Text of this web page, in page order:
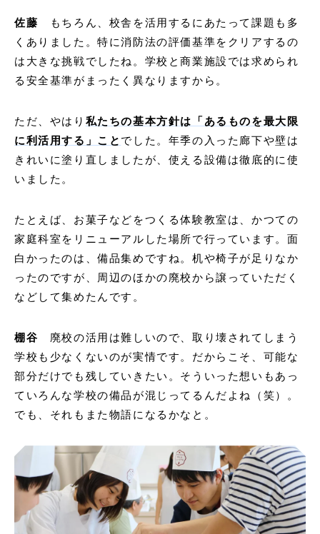
佐藤
もちろん、校舎を活用するにあたって課題も多
くありました。特に消防法の評価基準をクリアするの
は大きな挑戦でしたね。学校と商業施設では求められ
る安全基準がまったく異なりますから。
ただ、やはり 私たちの基本方針は「あるものを最大限
に利活用する」こと でした。年季の入った廊下や壁は
きれいに塗り直しましたが、使える設備は徹底的に使
いました。
たとえば、お菓子などをつくる体験教室は、かつての
家庭科室をリニューアルした場所で行っています。面
白かったのは、備品集めですね。机や椅子が足りなか
ったのですが、周辺のほかの廃校から譲っていただく
などして集めたんです。
棚谷
廃校の活用は難しいので、取り壊されてしまう
学校も少なくないのが実情です。だからこそ、可能な
部分だけでも残していきたい。そういった想いもあっ
ていろんな学校の備品が混じってるんだよね（笑）。
でも、それもまた物語になるかなと。